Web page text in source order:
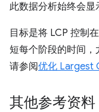
此数据分析始终会显
目标是将 LCP 控制
短每个阶段的时间，
请参阅优化 Largest
其他参考资料